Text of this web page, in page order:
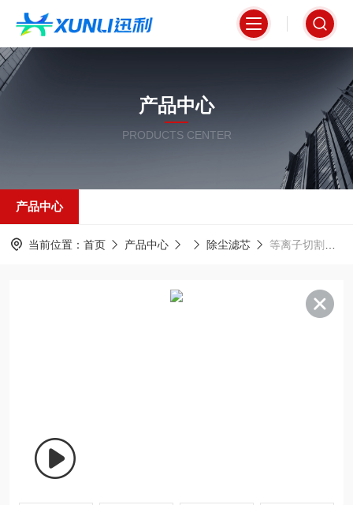
产品中心
PRODUCTS CENTER
产品中心
当前位置： 首页 产品中心 除尘滤芯 等离子切割机东丽阻燃除尘滤筒350*660mm